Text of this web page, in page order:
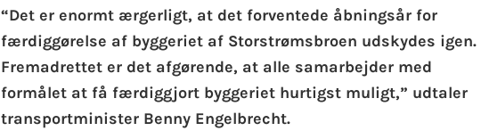
“Det er enormt ærgerligt, at det forventede åbningsår for
færdiggørelse af byggeriet af Storstrømsbroen udskydes igen.
Fremadrettet er det afgørende, at alle samarbejder med
formålet at få færdiggjort byggeriet hurtigst muligt,” udtaler
transportminister Benny Engelbrecht.